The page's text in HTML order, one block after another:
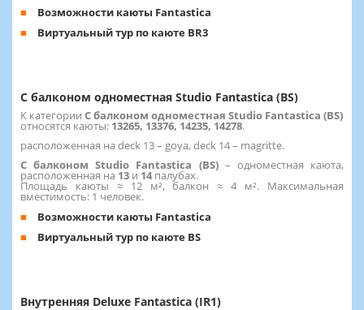
Возможности каюты Fantastica
Виртуальный тур по каюте BR3
С балконом одноместная Studio Fantastica (BS)
К категории С балконом одноместная Studio Fantastica (BS)
относятся каюты: 13265, 13376, 14235, 14278.
расположенная на deck 13 – goya, deck 14 – magritte.
С балконом Studio Fantastica (BS) – одноместная каюта,
расположенная на 13 и 14палубах.
Площадь каюты ≈ 12 м², балкон ≈ 4 м². Максимальная
вместимость: 1 человек.
Возможности каюты Fantastica
Виртуальный тур по каюте BS
Внутренняя Deluxe Fantastica (IR1)